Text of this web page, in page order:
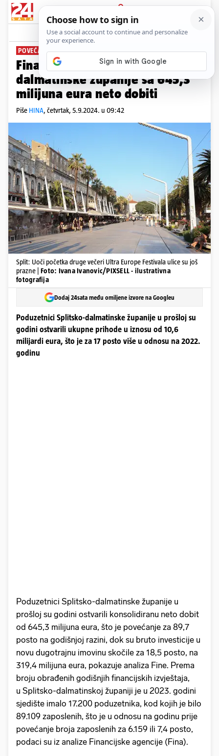
PRIJAVA
News Komentari
POVEĆANJE
Fina: Poduzetnici Splitsko-
dalmatinske županije sa 645,3
milijuna eura neto dobiti
Piše HINA, četvrtak, 5.9.2024. u 09:42
Split: Uoči početka druge večeri Ultra Europe Festivala ulice su još
prazne | Foto: Ivana Ivanovic/PIXSELL - ilustrativna
fotografija
Dodaj 24sata među omiljene izvore na Googleu
Poduzetnici Splitsko-dalmatinske županije u prošloj su
godini ostvarili ukupne prihode u iznosu od 10,6
milijardi eura, što je za 17 posto više u odnosu na 2022.
godinu
Poduzetnici Splitsko-dalmatinske županije u
prošloj su godini ostvarili konsolidiranu neto dobit
od 645,3 milijuna eura, što je povećanje za 89,7
posto na godišnjoj razini, dok su bruto investicije u
novu dugotrajnu imovinu skočile za 18,5 posto, na
319,4 milijuna eura, pokazuje analiza Fine. Prema
broju obrađenih godišnjih financijskih izvještaja,
u Splitsko-dalmatinskoj županiji je u 2023. godini
sjedište imalo 17.200 poduzetnika, kod kojih je bilo
89.109 zaposlenih, što je u odnosu na godinu prije
povećanje broja zaposlenih za 6.159 ili 7,4 posto,
podaci su iz analize Financijske agencije (Fina).